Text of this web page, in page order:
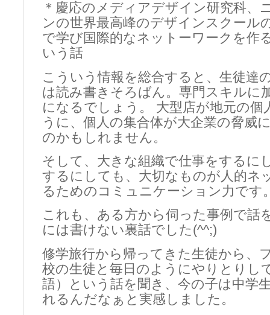
＊慶応のメディアデザイン研究科、
ンの世界最高峰のデザインスクール
で学び国際的なネットーワークを作
いう話
こういう情報を総合すると、生徒達
は読み書きそろばん。専門スキルに
になるでしょう。 大型店が地元の個
うに、個人の集合体が大企業の脅威
のかもしれません。
そして、大きな組織で仕事をするに
するにしても、大切なものが人的ネ
るためのコミュニケーション力です
これも、ある方から伺った事例で話
には書けない裏話でした(^^;)
修学旅行から帰ってきた生徒から、
校の生徒と毎日のようにやりとりし
語）という話を聞き、今の子は中学
れるんだなぁと実感しました。